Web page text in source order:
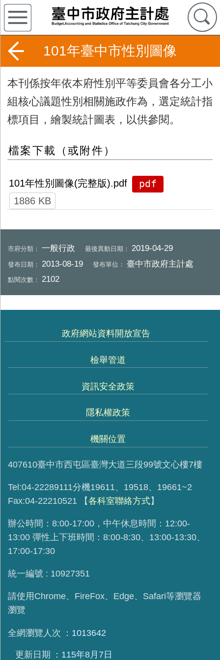
101年臺中市性別圖像
本刊係按年依本府性別平等委員會各分工小
組核心議題性別相關施政作為，選定統計指
標項目，繪製統計圖表 ，以供參閱。
檔案下載（或附件）
101年性別圖像(完整版).pdf pdf
1886 KB
市府分類：一般行政 最後異動日期：2019-04-29
發布日期： 2013-08-19 發布單位：臺中市政府主計處
點閱次數： 2102
政府網站資料開放宣告
檢舉管道
資訊安全政策
隱私權政策
機關位置
407610臺中市西屯區臺灣大道三段99號文心樓7樓
Tel:04-22289111分機19611、19518、19661~2
Fax:04-22210521
【各科室聯絡方式】
辦公時間：8:00-17:00，中午休息時間：12:00-
13:00 彈性上下班時間：8:00-8:30、13:00-13:30、
17:00-17:30
統一編號 : 10927351
請使用 Chrome、FireFox、Edge、Safari等瀏覽器
瀏覽
全網瀏覽人次 1013642
更新日期 115年8月7日